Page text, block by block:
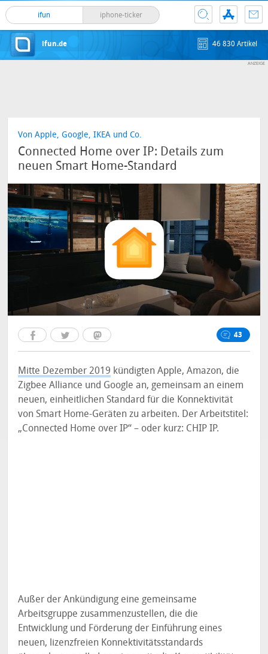
ifun iphone-ticker
ifun.de 46 830 Artikel
Von Apple, Google, IKEA und Co.
Connected Home over IP: Details zum
neuen Smart Home-Standard
43
Mitte Dezember 2019 kündigten Apple, Amazon, die
Zigbee Alliance und Google an, gemeinsam an einem
neuen, einheitlichen Standard für die Konnektivität
von Smart Home-Geräten zu arbeiten. Der Arbeitstitel:
„Connected Home over IP“ – oder kurz: CHIP IP.
Außer der Ankündigung eine gemeinsame
Arbeitsgruppe zusammenzustellen, die die
Entwicklung und Förderung der Einführung eines
neuen, lizenzfreien Konnektivitätsstandards